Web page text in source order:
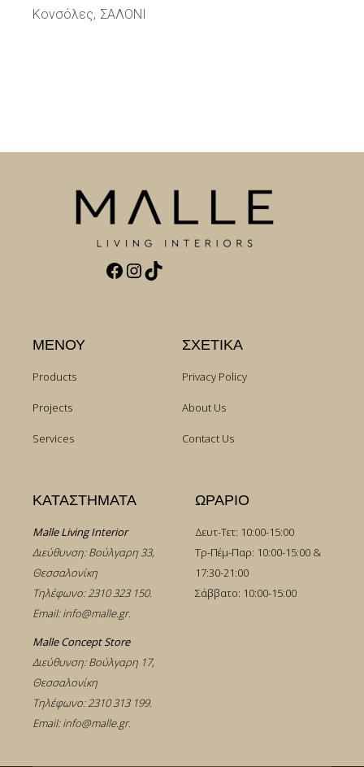
Κονσόλες ΣΑΛΟΝΙ
Facebook
Instagram
TikTok
ΜΕΝΟΥ
Products
Projects
Services
ΣΧΕΤΙΚΑ
Privacy Policy
About Us
Contact Us
ΚΑΤΑΣΤΗΜΑΤΑ
Malle Living Interior
Διεύθυνση: Βούλγαρη 33,
Θεσσαλονίκη
Τηλέφωνο:2310 323 150.
Email:info@malle.gr.
Malle Concept Store
Διεύθυνση: Βούλγαρη 17,
Θεσσαλονίκη
Τηλέφωνο:2310 313 199.
Email:info@malle.gr.
ΩΡΑΡΙΟ
Δευτ-Τετ: 10:00-15:00
Τρ-Πέμ-Παρ: 10:00-15:00 &
17:30-21:00
Σάββατο: 10:00-15:00